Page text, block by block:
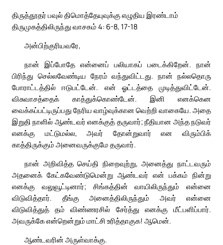
திருத்தூதர் பவுல் திமொத்தேயுவுக்கு எழுதிய இரண்டாம்
திருமுகத்திலிருந்து வாசகம் 4: 6-8, 17-18
அன்பிற்குரியவரே,
நான் இப்போதே என்னைப் பலியாகப் படைக்கிறேன். நான்
பிரிந்து செல்லவேண்டிய நேரம் வந்துவிட்டது. நான் நல்லதொரு
போராட்டத்தில் ஈடுபட்டேன். என் ஓட்டத்தை முடித்துவிட்டேன்.
விசுவாசத்தைக் காத்துக்கொண்டேன். இனி எனக்கென
வைக்கப்பட்டிருப்பது நேரிய வாழ்வுக்கான வெற்றி வாகையே. அதை
இறுதி நாளில் ஆண்டவர் எனக்குத் தருவார்; நீதியான அந்த நடுவர்
எனக்கு மட்டுமல்ல, அவர் தோன்றுவார் என விரும்பிக்
காத்திருக்கும் அனைவருக்குமே தருவார்.
நான் அறிவித்த செய்தி நிறைவுற்று, அனைத்து நாட்டவரும்
அதனைக் கேட்கவேண்டுமென்று ஆண்டவர் என் பக்கம் நின்று
எனக்கு வலுவூட்டினார்; சிங்கத்தின் வாயிலிருந்தும் என்னை
விடுவித்தார். தீங்கு அனைத்திலிருந்தும் அவர் என்னை
விடுவித்துத் தம் விண்ணரசில் சேர்த்து எனக்கு மீட்பளிப்பார்.
அவருக்கே என்றென்றும் மாட்சி உரித்தாகுக! ஆமென்.
ஆண்டவரின் அருள்வாக்கு.